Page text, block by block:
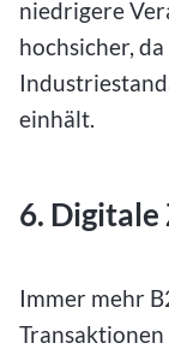
niedrigere
hochsicher,
einhält.
6.
Immer mehr